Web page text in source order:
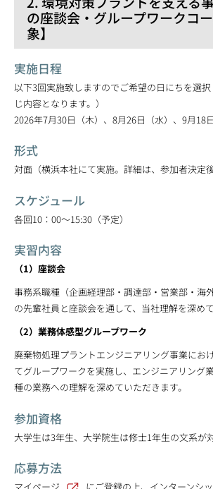
の座談会・グループワークコ
象】
実施日程
以下3回実施致しますのでご希望の日にちを選
じ内容となります。）
2026年7月30日（木）、8月26日（水）、9月18日
形式
対面（横浜本社にて実施。詳細は、参加者決定
スケジュール
各回10：00～15:30（予定）
実習内容
（1）座談会
事務系職種（企画経理部・調達部・営業部・海
の先輩社員と座談会を通して、当社理解を深め
（2）業務体感型グループワーク
廃棄物処理プラントエンジニアリング事業にお
てグループワークを実施し、エンジニアリング
種の業務への理解を深めていただきます。
参加資格
大学生は3年生、大学院生は修士1年生の文系が
応募方法